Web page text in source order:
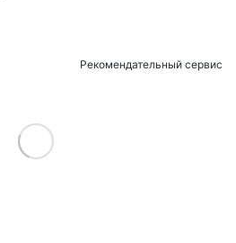
Рекомендательный сервис
Load More